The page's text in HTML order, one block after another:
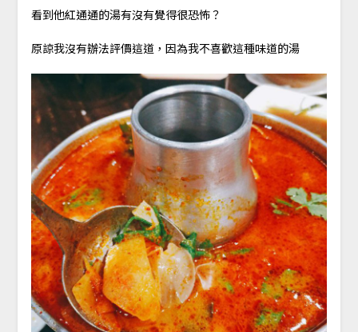
看到他紅通通的湯有沒有覺得很恐怖？
原諒我沒有辦法評價這道，因為我不喜歡這種味道的湯